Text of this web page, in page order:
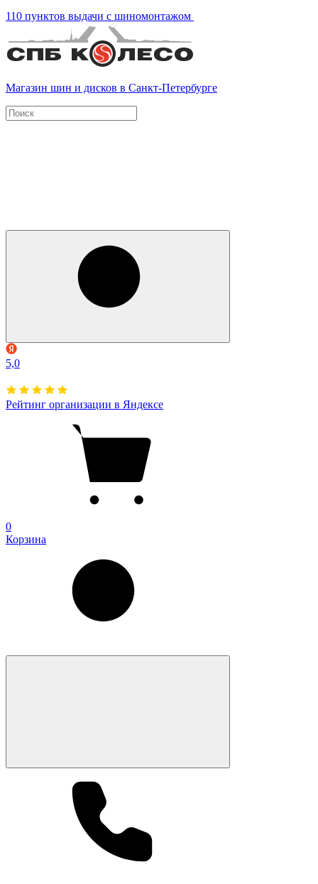
110 пунктов выдачи с шиномонтажом
Магазин шин и дисков в Санкт-Петербурге
5,0
Рейтинг организации в Яндексе
0
Корзина